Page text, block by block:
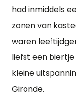
had inmiddels
zonen van
waren
liefst een biertje
kleine
Gironde.